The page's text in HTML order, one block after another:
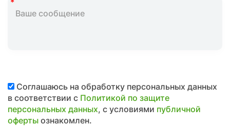
Соглашаюсь на обработку персональных данных
в соответствии с Политикой по защите
персональных данных, с условиями публичной
офертыознакомлен.